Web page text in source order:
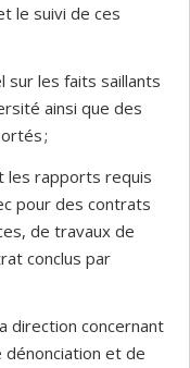
le suivi de ces
sur les faits saillants
ainsi que des
;
les rapports requis
pour des contrats
de travaux de
conclus par
direction concernant
et de